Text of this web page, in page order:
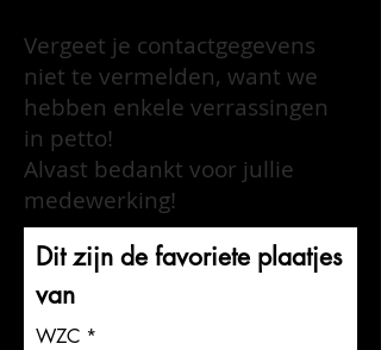
Vergeet je contactgegevens
niet te vermelden, want we
hebben enkele verrassingen
in petto!
Alvast bedankt voor jullie
medewerking!
Dit zijn de favoriete plaatjes
van
WZC